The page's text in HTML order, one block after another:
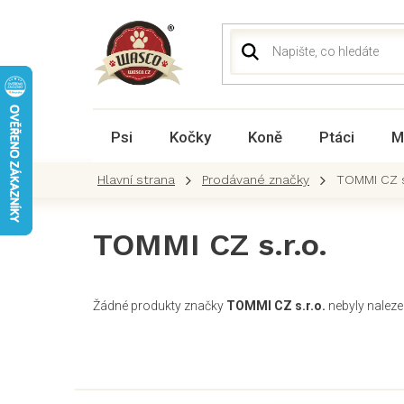
Psi Kočky Koně Ptáci
Prodávané značky TOMMI CZ
TOMMI CZ s.r.o.
Žádné produkty značky TOMMI CZ s.r.o. nebyly